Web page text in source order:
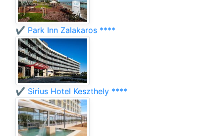
✔️ Park Inn Zalakaros ****
✔️ Sirius Hotel Keszthely ****